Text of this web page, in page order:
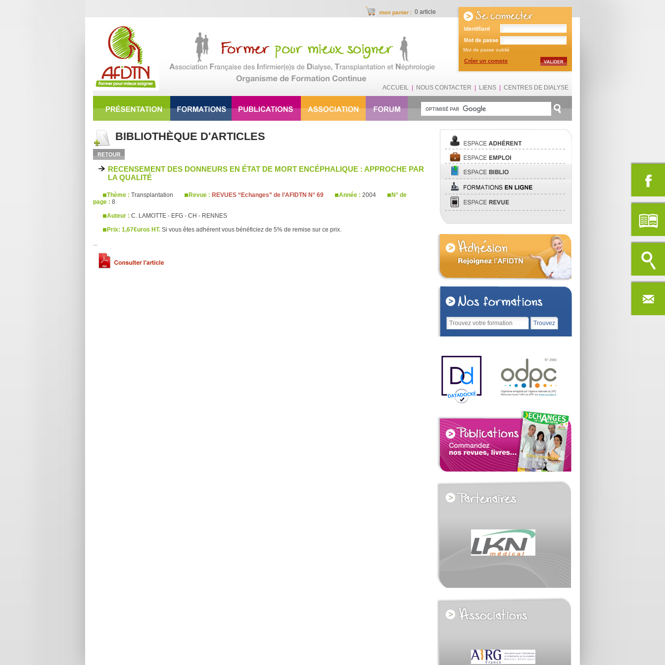
0 article
Mot de passe oublié
Créer un compte
ACCUEIL NOUS CONTACTER LIENS CENTRES DE DIALYSE
BIBLIOTHÈQUE D'ARTICLES
RECENSEMENT DES DONNEURS EN ÉTAT DE MORT ENCÉPHALIQUE : APPROCHE PAR
LA QUALITÉ
Thème : Transplantation Revue : REVUES “Echanges” de l’AFIDTN N° 69 Année : 2004
N° de
page : 8
Auteur : C. LAMOTTE - EFG - CH - RENNES
Prix: 1,67€uros HT. Si vous êtes adhérent vous bénéficiez de 5% de remise sur ce prix.
...